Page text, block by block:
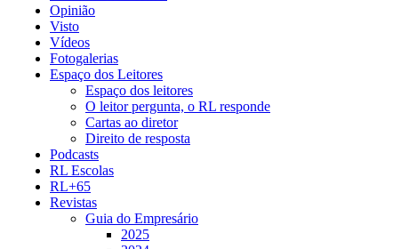
Opinião
Visto
Vídeos
Fotogalerias
Espaço dos Leitores
Espaço dos leitores
O leitor pergunta, o RL responde
Cartas ao diretor
Direito de resposta
Podcasts
RL Escolas
RL+65
Revistas
Guia do Empresário
2025